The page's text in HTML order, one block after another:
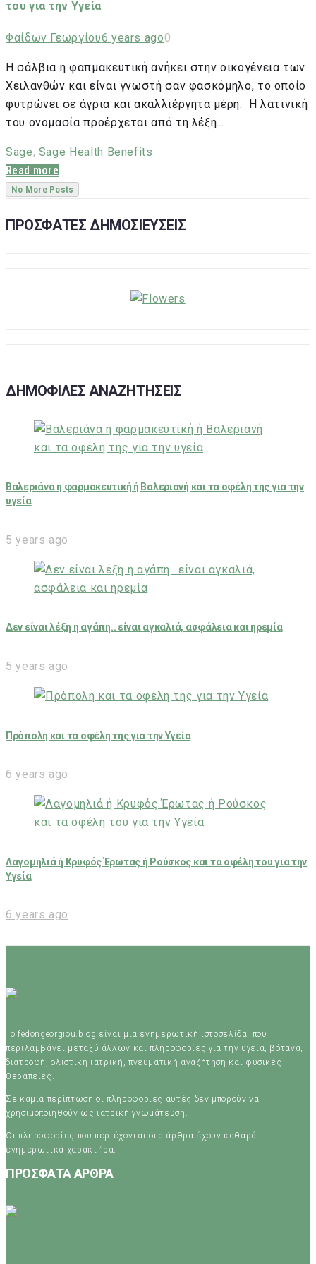
του για την Υγεία
Φαίδων Γεωργίου6 years ago0
Η σάλβια η φαπμακευτική ανήκει στην οικογένεια των
Χειλανθών και είναι γνωστή σαν φασκόμηλο, το οποίο
φυτρώνει σε άγρια και ακαλλιέργητα μέρη. Η λατινική
του ονομασία προέρχεται από τη λέξη…
Sage, Sage Health Benefits
Read more
No More Posts
ΠΡΟΣΦΑΤΕΣ ΔΗΜΟΣΙΕΥΣΕΙΣ
ΔΗΜΟΦΙΛΕΣ ΑΝΑΖΗΤΗΣΕΙΣ
Βαλεριάνα η φαρμακευτική ή Βαλεριανή και τα οφέλη της για την
υγεία
5 years ago
Δεν είναι λέξη η αγάπη.. είναι αγκαλιά, ασφάλεια και ηρεμία
5 years ago
Πρόπολη και τα οφέλη της για την Υγεία
6 years ago
Λαγομηλιά ή Κρυφός Έρωτας ή Ρούσκος και τα οφέλη του για την
Υγεία
6 years ago
Το fedongeorgiou.blog είναι μια ενημερωτική ιστοσελίδα που
περιλαμβάνει μεταξύ άλλων και πληροφορίες για την υγεία, βότανα,
διατροφή, ολιστική ιατρική, πνευματική αναζήτηση και φυσικές
θεραπείες.
Σε καμία περίπτωση οι πληροφορίες αυτές δεν μπορούν να
χρησιμοποιηθούν ως ιατρική γνωμάτευση.
Οι πληροφορίες που περιέχονται στα άρθρα έχουν καθαρά
ενημερωτικά χαρακτήρα.
ΠΡΟΣΦΑΤΑ ΑΡΘΡΑ